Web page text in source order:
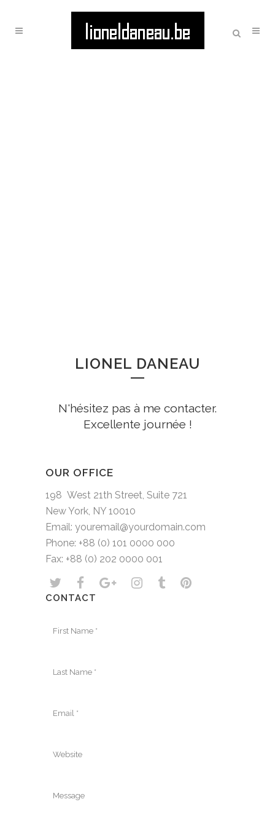
LIONEL DANEAU
N'hésitez pas à me contacter.
Excellente journée !
OUR OFFICE
198 West 21th Street, Suite 721
New York, NY 10010
Email: youremail@yourdomain.com
Phone: +88 (0) 101 0000 000
Fax: +88 (0) 202 0000 001
CONTACT